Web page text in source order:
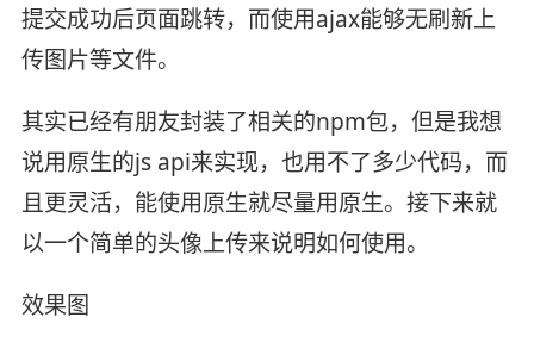
提交成功后页面跳转，而使用ajax能够无刷新上
传图片等文件。
其实已经有朋友封装了相关的npm包，但是我想
说用原生的js api来实现，也用不了多少代码，而
且更灵活，能使用原生就尽量用原生。接下来就
以一个简单的头像上传来说明如何使用。
效果图